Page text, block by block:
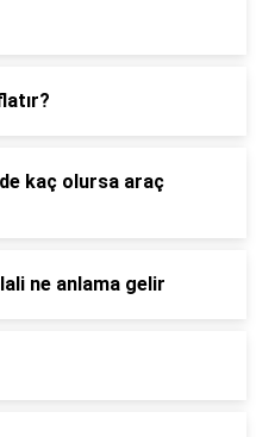
kaç olursa araç
ne anlama gelir